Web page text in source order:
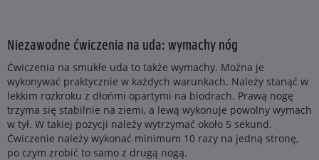
Niezawodne ćwiczenia na uda: wymachy nóg
Ćwiczenia na smukłe uda to także wymachy. Można je
wykonywać praktycznie w każdych warunkach. Należy stanąć w
lekkim rozkroku z dłońmi opartymi na biodrach. Prawą nogę
trzyma się stabilnie na ziemi, a lewą wykonuje powolny wymach
w tył. W takiej pozycji należy wytrzymać około 5 sekund.
Ćwiczenie należy wykonać minimum 10 razy na jedną stronę,
po czym zrobić to samo z drugą nogą.